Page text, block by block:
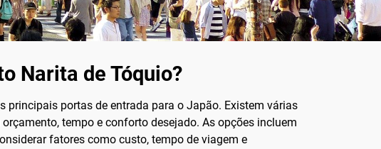
Narita de Tóquio?
principais portas de entrada para o Japão. Existem várias
tempo e conforto desejado. As opções incluem
fatores como custo, tempo de viagem e